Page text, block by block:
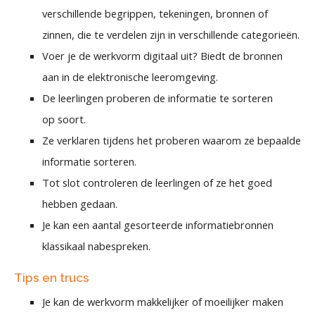
verschillende begrippen, tekeningen, bronnen of
zinnen, die te verdelen zijn in verschillende categorieën.
Voer je de werkvorm digitaal uit? Biedt de bronnen
aan in de elektronische leeromgeving.
De leerlingen proberen de informatie te sorteren
op soort.
Ze verklaren tijdens het proberen waarom ze bepaalde
informatie sorteren.
Tot slot controleren de leerlingen of ze het goed
hebben gedaan.
Je kan een aantal gesorteerde informatiebronnen
klassikaal nabespreken.
Tips en trucs
Je kan de werkvorm makkelijker of moeilijker maken